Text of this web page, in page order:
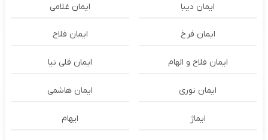
ایمان دیبا ایمان غلامی
ایمان فرخ ایمان فلاح
ایمان فلاح و الهام ایمان قلی نیا
ایمان نوری ایمان هاشمی
ایماژ ایهام